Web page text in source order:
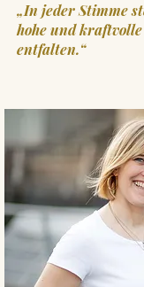
„In jeder Stimme
hohe und kraftvolle
entfalten.“